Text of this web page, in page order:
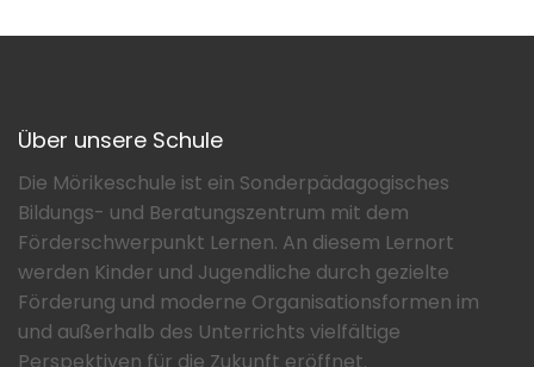
Über unsere Schule
Die Mörikeschule ist ein Sonderpädagogisches
Bildungs- und Beratungszentrum mit dem
Förderschwerpunkt Lernen. An diesem Lernort
werden Kinder und Jugendliche durch gezielte
Förderung und moderne Organisationsformen im
und außerhalb des Unterrichts vielfältige